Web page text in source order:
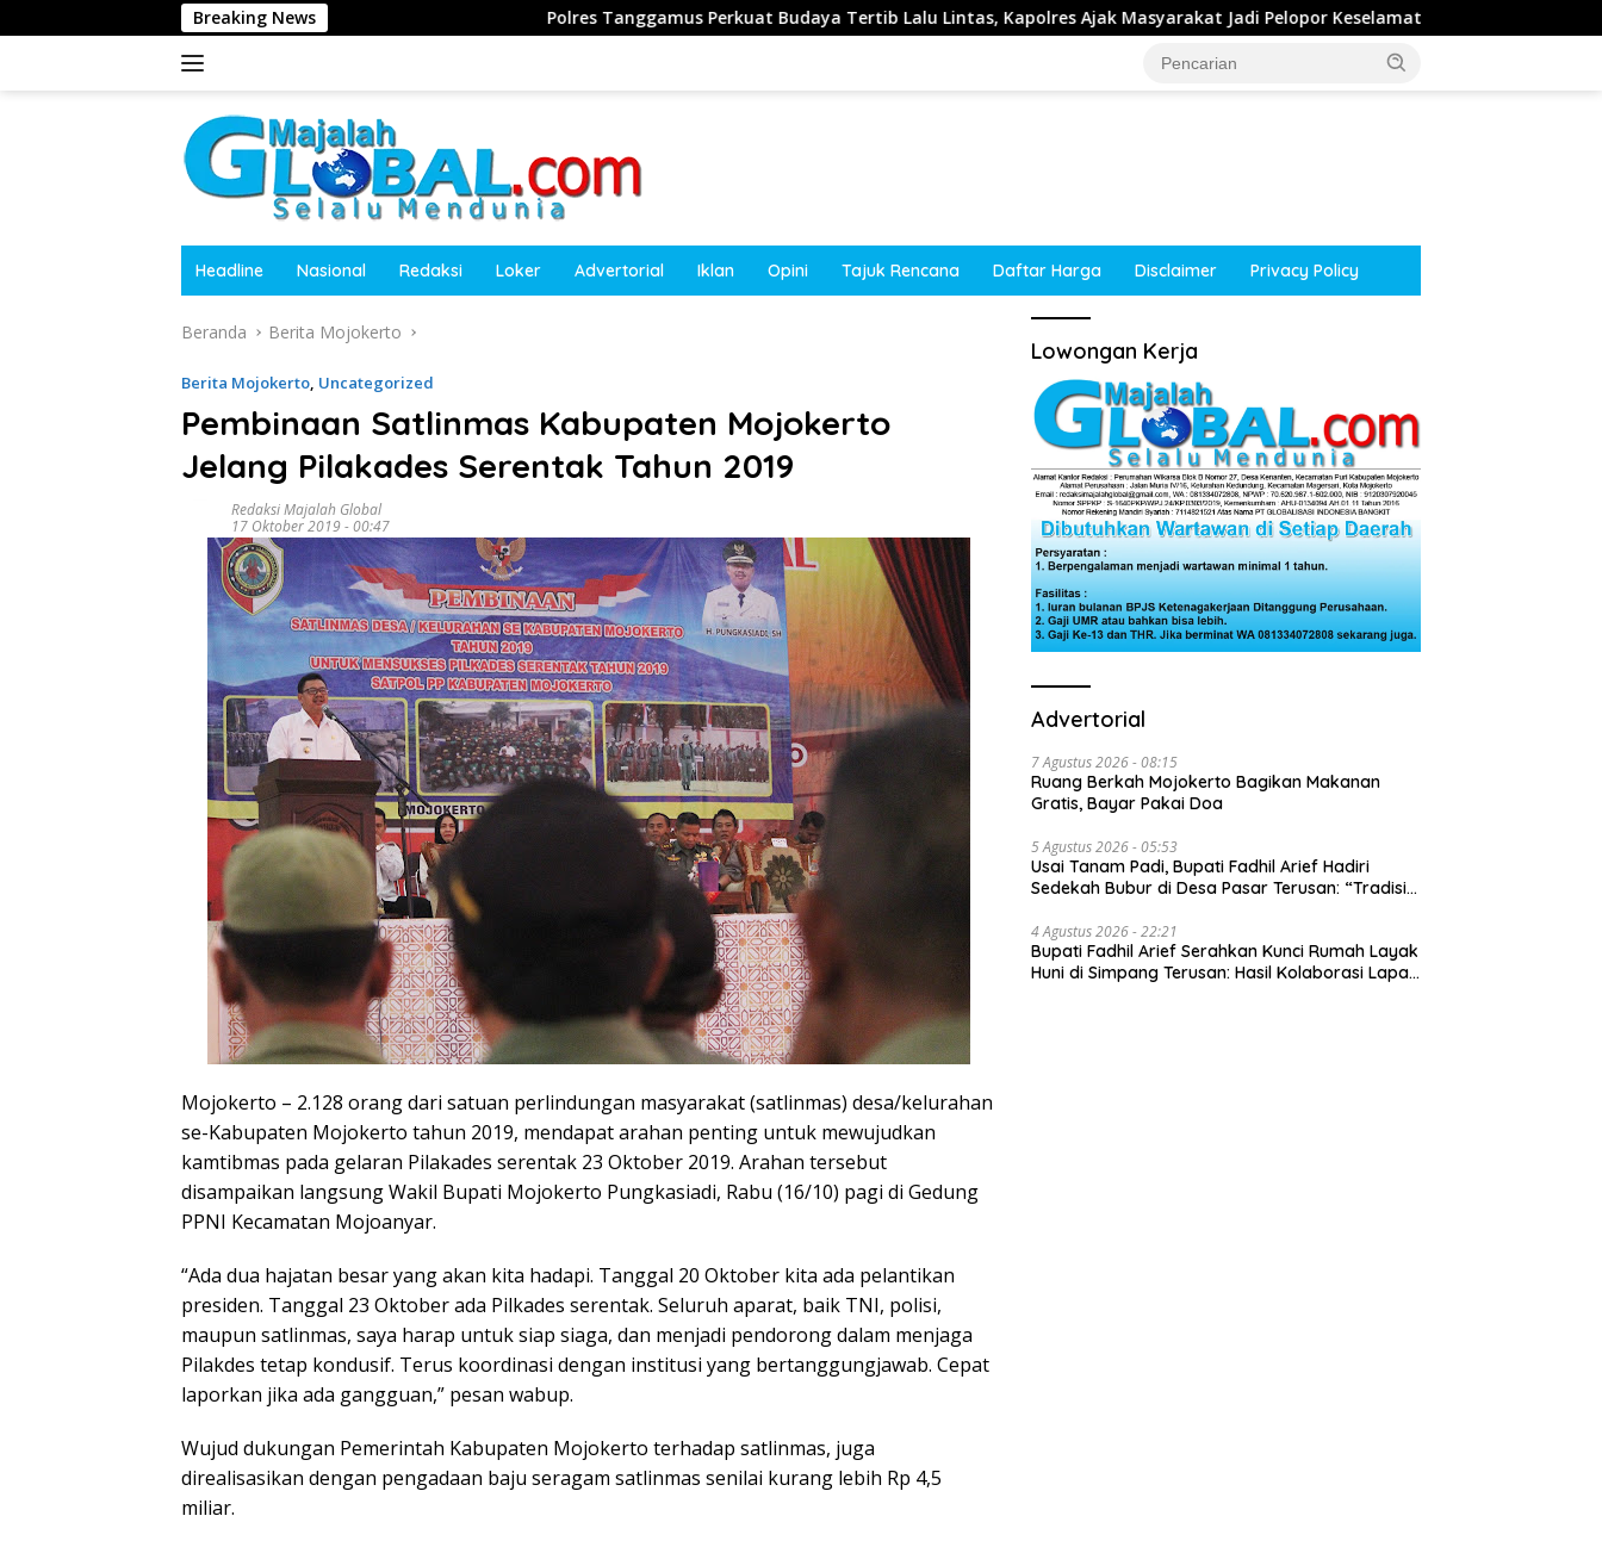
ke
Breaking News Polres Tanggamus Perkuat Budaya Tertib Lalu Lintas, Kapolres Ajak Masyarakat Jadi Pelopor Keselamatan Lewat Safety Riding dan Siger
Headline Nasional Redaksi Loker Advertorial Iklan Opini Tajuk Rencana Daftar Harga Disclaimer Privacy Policy
Beranda Berita Mojokerto
Berita Mojokerto, Uncategorized
Pembinaan Satlinmas Kabupaten Mojokerto
Jelang Pilakades Serentak Tahun 2019
Redaksi Majalah Global
17 Oktober 2019 - 00:47
Mojokerto – 2.128 orang dari satuan perlindungan masyarakat (satlinmas) desa/kelurahan
se-Kabupaten Mojokerto tahun 2019, mendapat arahan penting untuk mewujudkan
kamtibmas pada gelaran Pilakades serentak 23 Oktober 2019. Arahan tersebut
disampaikan langsung Wakil Bupati Mojokerto Pungkasiadi, Rabu (16/10) pagi di Gedung
PPNI Kecamatan Mojoanyar.
“Ada dua hajatan besar yang akan kita hadapi. Tanggal 20 Oktober kita ada pelantikan
presiden. Tanggal 23 Oktober ada Pilkades serentak. Seluruh aparat, baik TNI, polisi,
maupun satlinmas, saya harap untuk siap siaga, dan menjadi pendorong dalam menjaga
Pilakdes tetap kondusif. Terus koordinasi dengan institusi yang bertanggungjawab. Cepat
laporkan jika ada gangguan,” pesan wabup.
Wujud dukungan Pemerintah Kabupaten Mojokerto terhadap satlinmas, juga
direalisasikan dengan pengadaan baju seragam satlinmas senilai kurang lebih Rp 4,5
miliar.
Lowongan Kerja
Advertorial
7 Agustus 2026 - 08:15
Ruang Berkah Mojokerto Bagikan Makanan
Gratis, Bayar Pakai Doa
5 Agustus 2026 - 05:53
Usai Tanam Padi, Bupati Fadhil Arief Hadiri
Sedekah Bubur di Desa Pasar Terusan: “Tradisi
4 Agustus 2026 - 22:21
Bupati Fadhil Arief Serahkan Kunci Rumah Layak
Huni di Simpang Terusan: Hasil Kolaborasi Lapas